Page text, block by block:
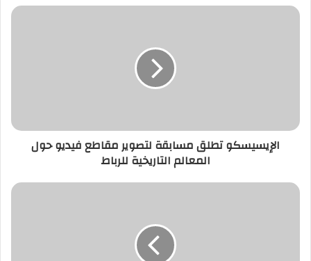
الإيسيسكو
التاريخية
للرباطالإيسيسكو تطلق مسابقة لتصوير مقاطع فيديو حول
المعالم التاريخية للرباط
التحقيق